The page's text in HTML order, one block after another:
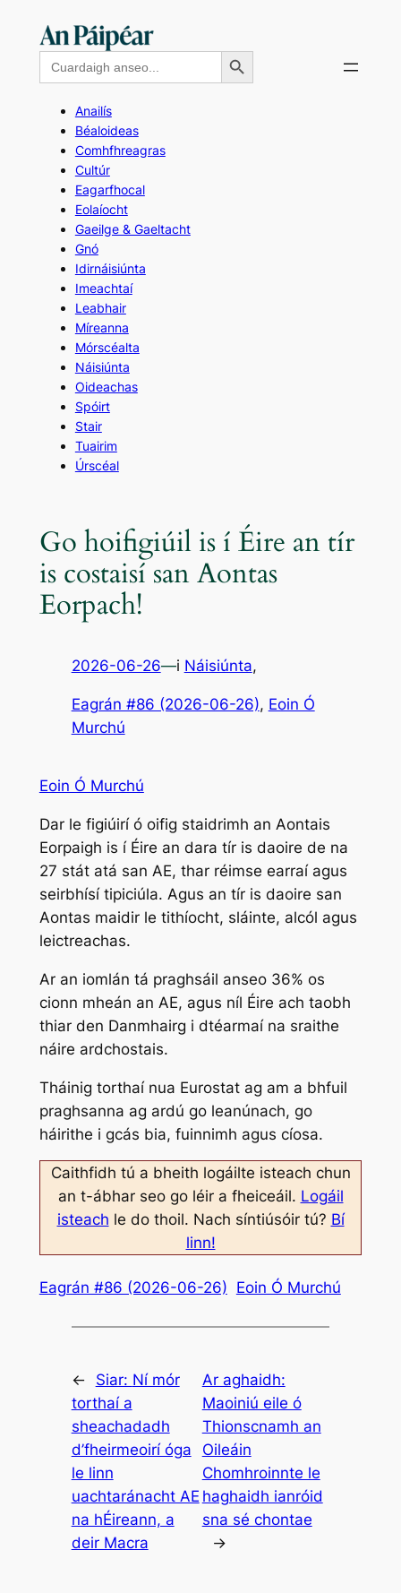
contentSearch
for:
Search Button
Anailís
Béaloideas
Comhfhreagras
Cultúr
Eagarfhocal
Eolaíocht
Gaeilge & Gaeltacht
Gnó
Idirnáisiúnta
Imeachtaí
Leabhair
Míreanna
Mórscéalta
Náisiúnta
Oideachas
Spóirt
Stair
Tuairim
Úrscéal
Go hoifigiúil is í Éire an tír
is costaisí san Aontas
Eorpach!
2026-06-26—i Náisiúnta,
Eagrán #86 (2026-06-26), Eoin Ó
Murchú
Eoin Ó Murchú
Dar le figiúirí ó oifig staidrimh an Aontais
Eorpaigh is í Éire an dara tír is daoire de na
27 stát atá san AE, thar réimse earraí agus
seirbhísí tipiciúla. Agus an tír is daoire san
Aontas maidir le tithíocht, sláinte, alcól agus
leictreachas.
Ar an iomlán tá praghsáil anseo 36% os
cionn mheán an AE, agus níl Éire ach taobh
thiar den Danmhairg i dtéarmaí na sraithe
náire ardchostais.
Tháinig torthaí nua Eurostat ag am a bhfuil
praghsanna ag ardú go leanúnach, go
háirithe i gcás bia, fuinnimh agus cíosa.
Caithfidh tú a bheith logáilte isteach chun
an t-ábhar seo go léir a fheiceáil. Logáil
isteach le do thoil. Nach síntiúsóir tú? Bí
linn!
Eagrán #86 (2026-06-26) Eoin Ó Murchú
← Siar: Ní mór
torthaí a
sheachadadh
d’fheirmeoirí óga
le linn
uachtaránacht AE
na hÉireann, a
deir Macra
Ar aghaidh:
Maoiniú eile ó
Thionscnamh an
Oileáin
Chomhroinnte le
haghaidh ianróid
sna sé chontae
→